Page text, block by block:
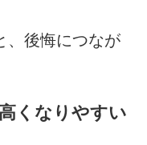
、後悔につなが
くなりやすい